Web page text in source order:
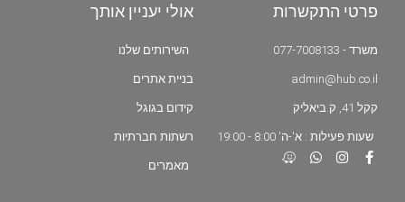
פרטי התקשרות
משרד - 077-7008133
admin@hub.co.il
קקל 41, ק.ביאליק
שעות פעילות : א'-ה' 8:00 - 19:00
אולי יעניין אותך
השירותים שלנו
בניית אתרים
קידום בגוגל
רשתות חברתיות
מאמרים